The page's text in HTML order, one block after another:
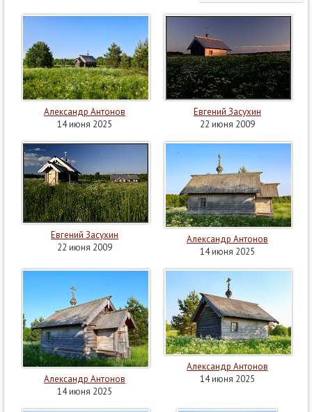
Александр Антонов
14 июня 2025
Евгений Засухин
22 июня 2009
Евгений Засухин
22 июня 2009
Александр Антонов
14 июня 2025
Александр Антонов
14 июня 2025
Александр Антонов
14 июня 2025